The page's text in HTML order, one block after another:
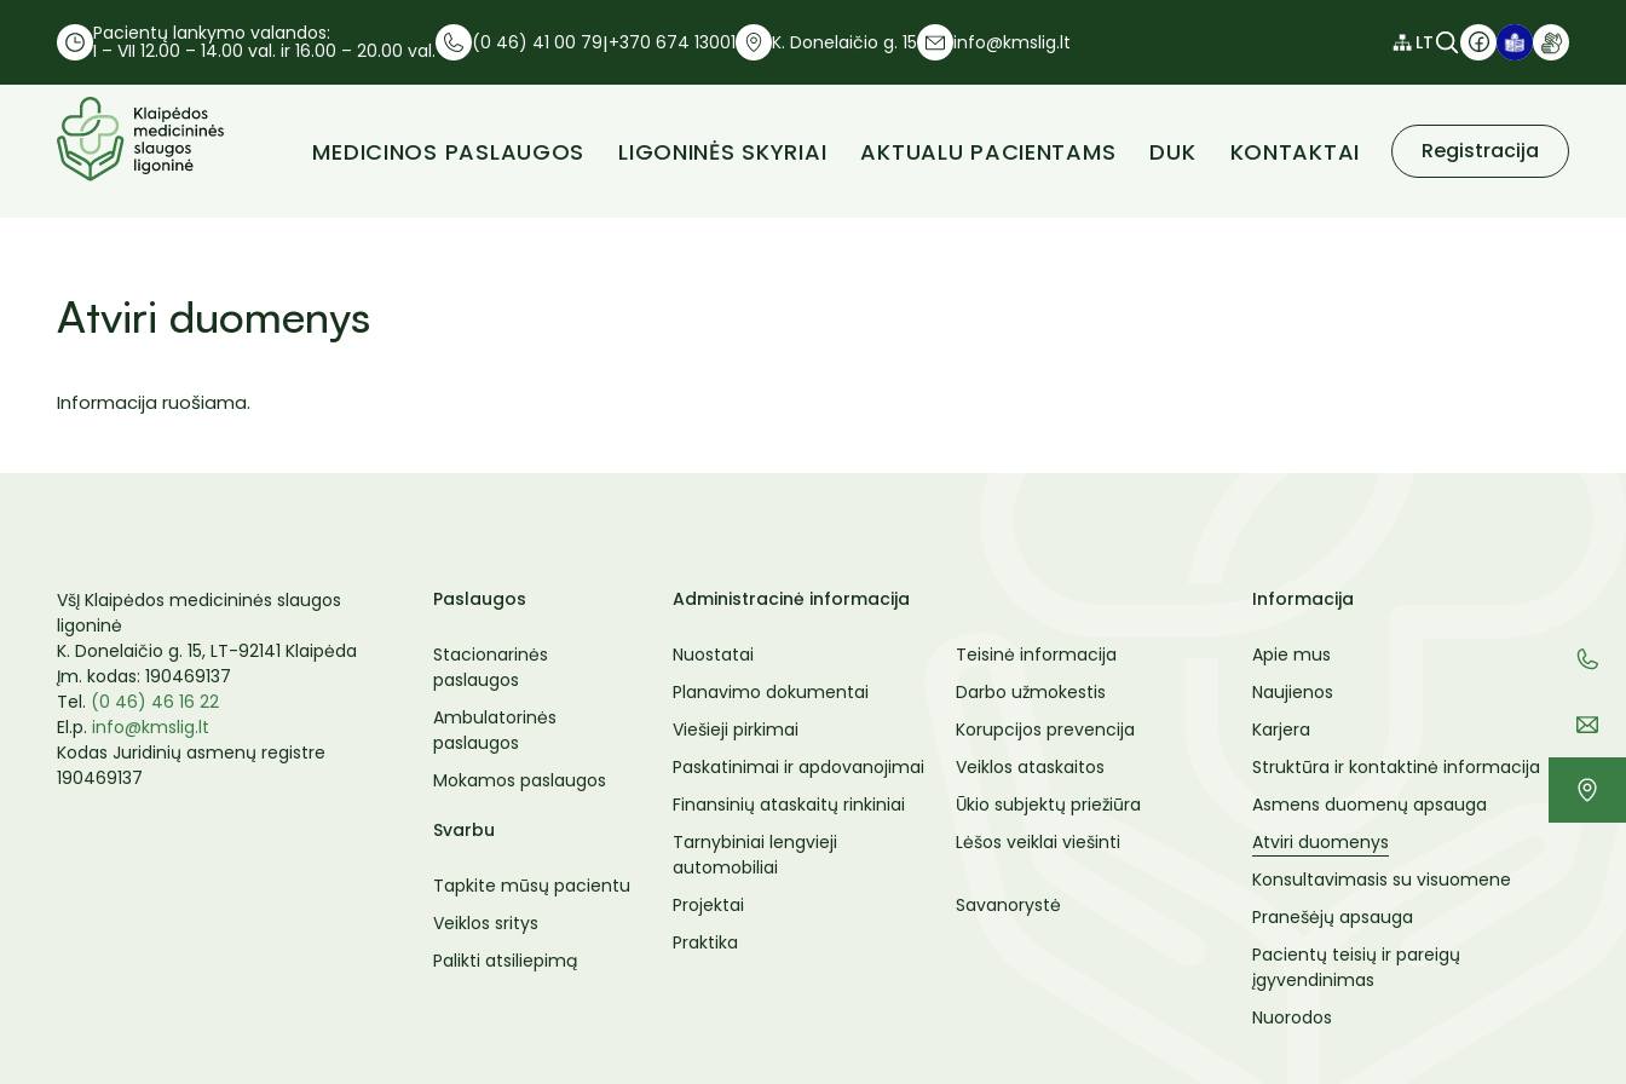
Pacientų lankymo valandos:
I – VII 12.00 – 14.00 val. ir 16.00 – 20.00 val. (0 46) 41 00 79|+370 674 13001 K. Donelaičio g. 15 info@kmslig.lt LT
MEDICINOS PASLAUGOS LIGONINĖS SKYRIAI AKTUALU PACIENTAMS DUK KONTAKTAI Registracija
Atviri duomenys
Informacija ruošiama.
VšĮ Klaipėdos medicininės slaugos
ligoninė
K. Donelaičio g. 15, LT-92141 Klaipėda
Įm. kodas: 190469137
Tel. (0 46) 46 16 22
El.p. info@kmslig.lt
Kodas Juridinių asmenų registre
190469137
Paslaugos
Stacionarinės
paslaugos
Ambulatorinės
paslaugos
Mokamos paslaugos
Svarbu
Tapkite mūsų pacientu
Veiklos sritys
Palikti atsiliepimą
Administracinė informacija
Nuostatai
Teisinė informacija
Planavimo dokumentai
Darbo užmokestis
Viešieji pirkimai
Korupcijos prevencija
Paskatinimai ir apdovanojimai
Veiklos ataskaitos
Finansinių ataskaitų rinkiniai
Ūkio subjektų priežiūra
Tarnybiniai lengvieji
automobiliai
Lėšos veiklai viešinti
Projektai
Savanorystė
Praktika
Informacija
Apie mus
Naujienos
Karjera
Struktūra ir kontaktinė informacija
Asmens duomenų apsauga
Atviri duomenys
Konsultavimasis su visuomene
Pranešėjų apsauga
Pacientų teisių ir pareigų
įgyvendinimas
Nuorodos